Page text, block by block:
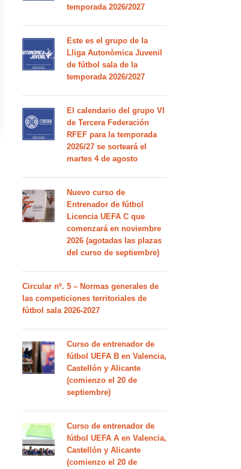
temporada 2026/2027
Este es el grupo de la
Lliga Autonòmica Juvenil
de fútbol sala de la
temporada 2026/2027
El calendario del grupo VI
de Tercera Federación
RFEF para la temporada
2026/27 se sorteará el
martes 4 de agosto
Nuevo curso de
Entrenador de fútbol
Licencia UEFA C que
comenzará en noviembre
2026 (agotadas las plazas
del curso de septiembre)
Circular nº. 5 – Normas generales de
las competiciones territoriales de
fútbol sala 2026-2027
Curso de entrenador de
fútbol UEFA B en Valencia,
Castellón y Alicante
(comienzo el 20 de
septiembre)
Curso de entrenador de
fútbol UEFA A en Valencia,
Castellón y Alicante
(comienzo el 20 de